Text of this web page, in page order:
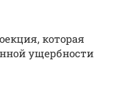
которая
ущербности